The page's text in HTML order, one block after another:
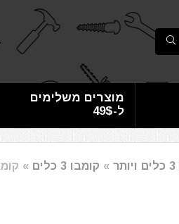
מוצרים משלימים
ל-49$
» קומבו 3 כלים »